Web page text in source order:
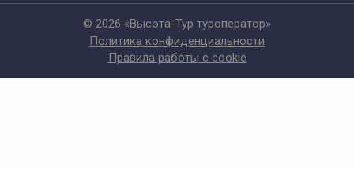
© 2026 «Высота-Тур туроператор»
Политика конфиденциальности
Правила работы с cookie